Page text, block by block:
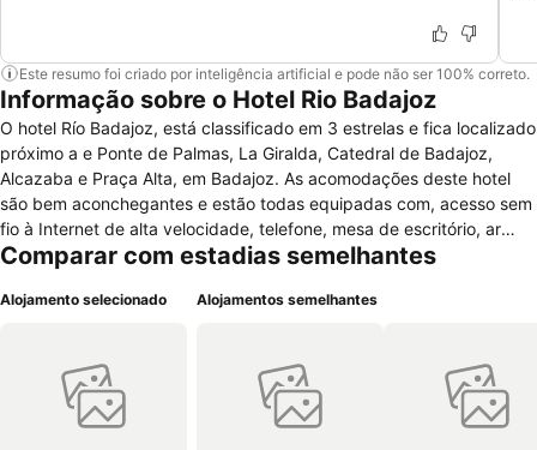
Este resumo foi criado por inteligência artificial e pode não ser 100% correto.
Informação sobre o Hotel Rio Badajoz
O hotel Río Badajoz, está classificado em 3 estrelas e fica localizado
próximo a e Ponte de Palmas, La Giralda, Catedral de Badajoz,
Alcazaba e Praça Alta, em Badajoz. As acomodações deste hotel
são bem aconchegantes e estão todas equipadas com, acesso sem
fio à Internet de alta velocidade, telefone, mesa de escritório, ar
condicionado, fax, minibar, cofre, camas confortáveis, jornal de
de atrativos a seus hóspedes, tais como, acesso à Internet sem fio
recepção 24 horas, assistência médica, assistência turística,
estacionamento, serviço de quarto e serviços de casamento. Possui
um restaurante e um bar no local. Nos momentos de lazer podem
Comparar com estadias semelhantes
Alojamento selecionado Alojamentos semelhantes